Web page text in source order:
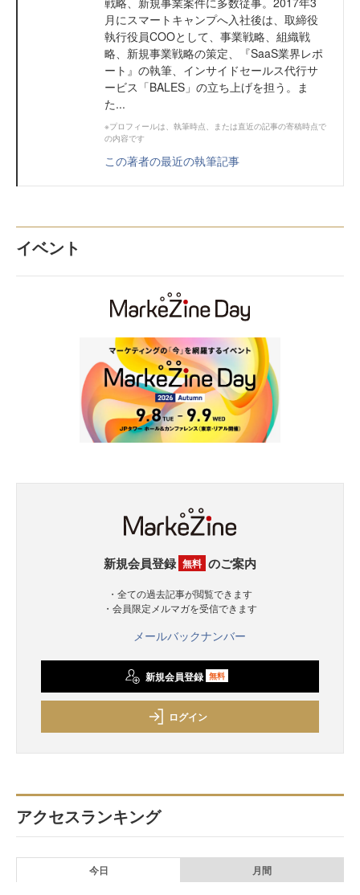
月にスマートキャンプへ入社後は、取締役
執行役員COOとして、事業戦略、組織戦
略、新規事業戦略の策定、『SaaS業界レポ
ート』の執筆、インサイドセールス代行サ
ービス「BALES」の立ち上げを担う。ま
た...
※プロフィールは、執筆時点、または直近の記事の寄稿時点で
の内容です
この著者の最近の執筆記事
イベント
新規会員登録 無料 のご案内
・全ての過去記事が閲覧できます
・会員限定メルマガを受信できます
メールバックナンバー
新規会員登録 無料
ログイン
アクセスランキング
今日 月間